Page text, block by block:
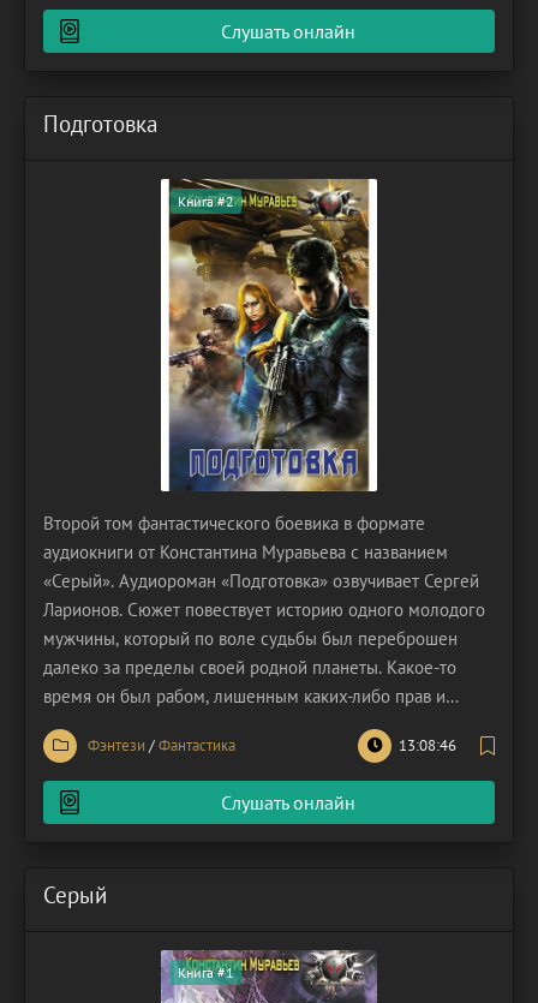
принимают иной облик, продолжая жить дальше. Одним
из таковых
Слушать онлайн
Подготовка
Книга #2
Второй том фантастического боевика в формате
аудиокниги от Константина Муравьева с названием
«Серый». Аудиороман «Подготовка» озвучивает Сергей
Ларионов. Сюжет повествует историю одного молодого
мужчины, который по воле судьбы был переброшен
далеко за пределы своей родной планеты. Какое-то
время он был рабом, лишенным каких-либо прав и
свобод. Его не считали за разумное существо, он был в
роли подопытного образца космических бандитов.
Несчастный землянин даже побывал гладиатором,
участвуя в
Фэнтези /Фантастика 13:08:46
Слушать онлайн
Серый
Книга #1